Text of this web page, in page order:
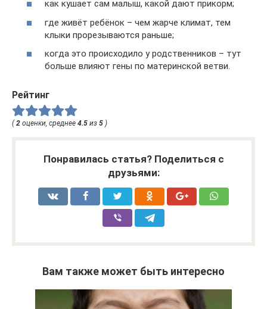
как кушает сам малыш, какой дают прикорм;
где живёт ребёнок – чем жарче климат, тем
клыки прорезываются раньше;
когда это происходило у родственников – тут
больше влияют гены по материнской ветви.
Рейтинг
(2 оценки, среднее 4.5 из 5 )
Понравилась статья? Поделиться с
друзьями:
Вам также может быть интересно